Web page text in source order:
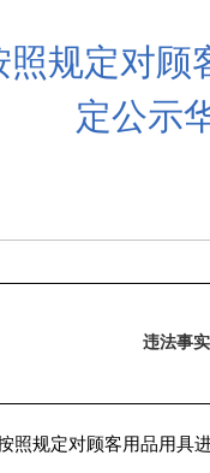
规定对
定公示
违法事实
照规定对顾客用品用具